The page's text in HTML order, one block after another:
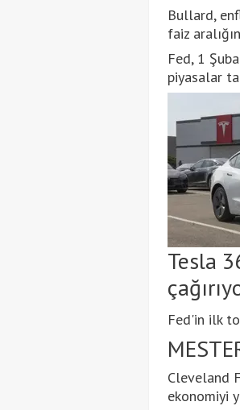
Bullard,
faiz
Fed, 1
piyasalar
Tesla
Fed'in ilk
Cleveland
ekonomiyi